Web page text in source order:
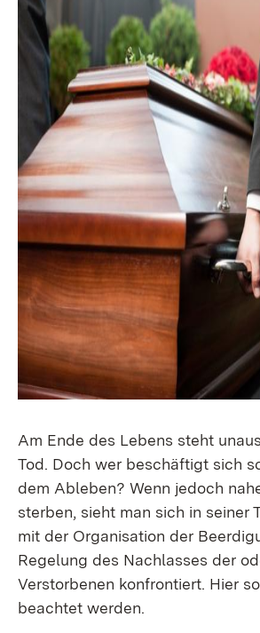
Am Ende des Lebens steht
Tod. Doch wer beschäftigt sich
dem Ableben? Wenn jedoch
sterben, sieht man sich in seiner
mit der Organisation der
Regelung des Nachlasses der
Verstorbenen konfrontiert. Hier
beachtet werden.